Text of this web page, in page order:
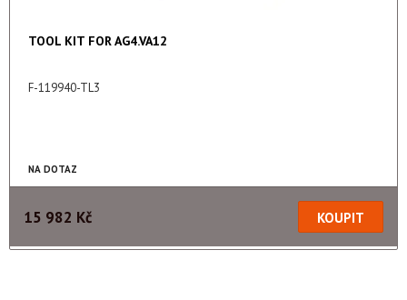
TOOL KIT FOR AG4.VA12
F-119940-TL3
NA DOTAZ
15 982 Kč